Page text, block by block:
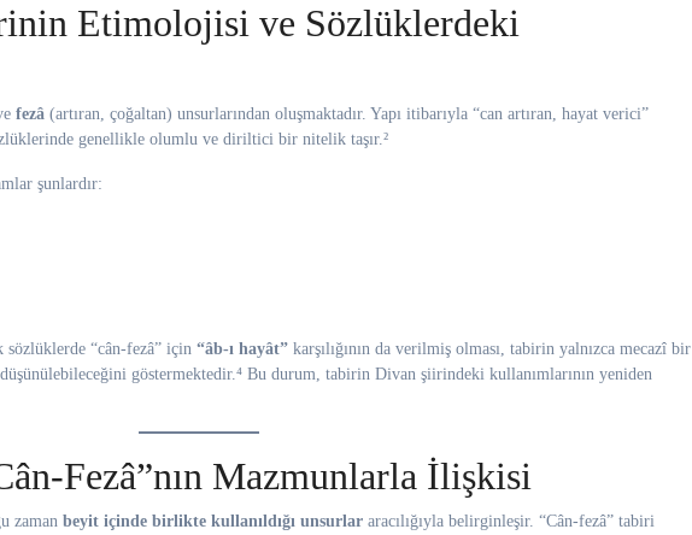
Etimolojisi ve Sözlüklerdeki
fezâ (artıran, çoğaltan) unsurlarından oluşmaktadır. Yapı itibarıyla “can artıran, hayat verici”
genellikle olumlu ve diriltici bir nitelik taşır.²
şunlardır:
“cân-fezâ” için “âb-ı hayât” karşılığının da verilmiş olması, tabirin yalnızca mecazî bir
göstermektedir.⁴ Bu durum, tabirin Divan şiirindeki kullanımlarının yeniden
Fezâ”nın Mazmunlarla İlişkisi
zaman beyit içinde birlikte kullanıldığı unsurlar aracılığıyla belirginleşir. “Cân-fezâ” tabiri